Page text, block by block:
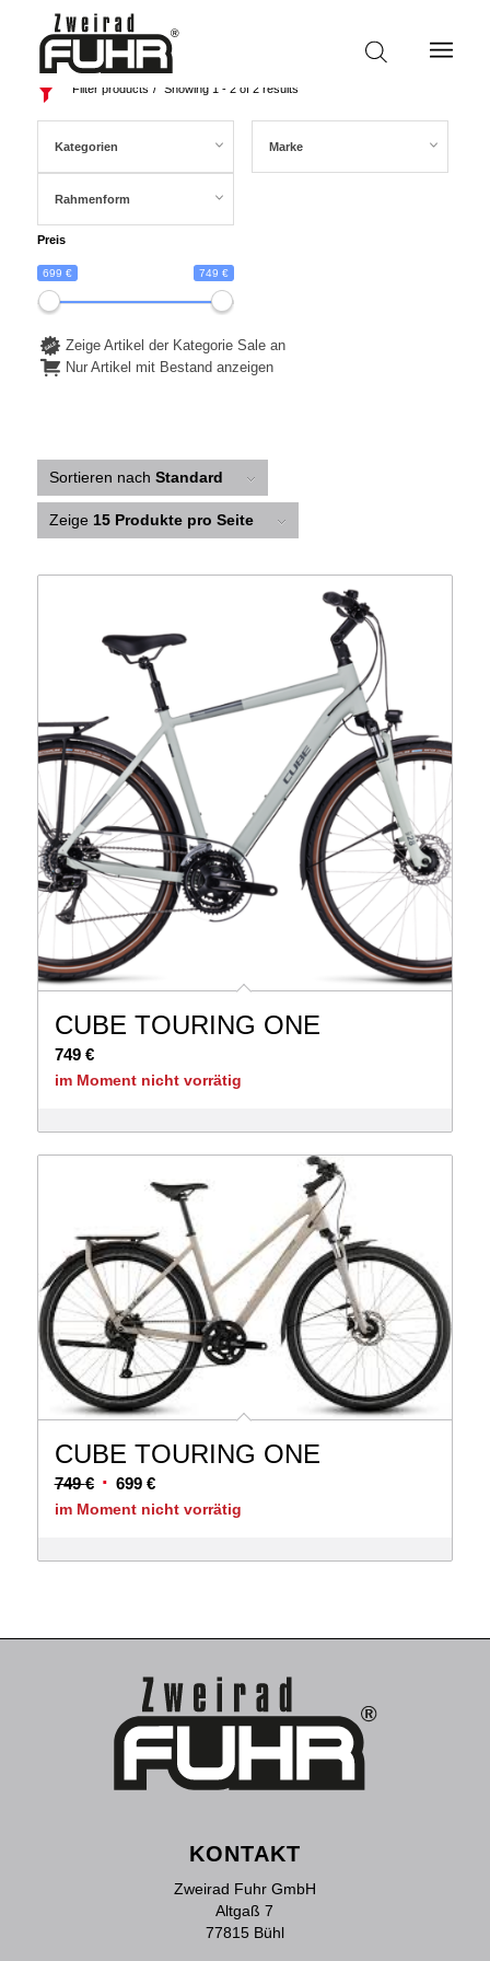
Filter products Showing 1 - 2 of 2 results
Kategorien Marke
Rahmenform
Preis
699 € 749 €
Zeige Artikel der Kategorie Sale an
Nur Artikel mit Bestand anzeigen
Sortieren nach Standard
Zeige 15 Produkte pro Seite
CUBE TOURING ONE
749 €
im Moment nicht vorrätig
CUBE TOURING ONE
749€ Ursprünglicher
Preis
749 €
699 €Aktueller
Preis
699 €.
im Moment nicht vorrätig
KONTAKT
Zweirad Fuhr GmbH
Altgaß 7
77815 Bühl